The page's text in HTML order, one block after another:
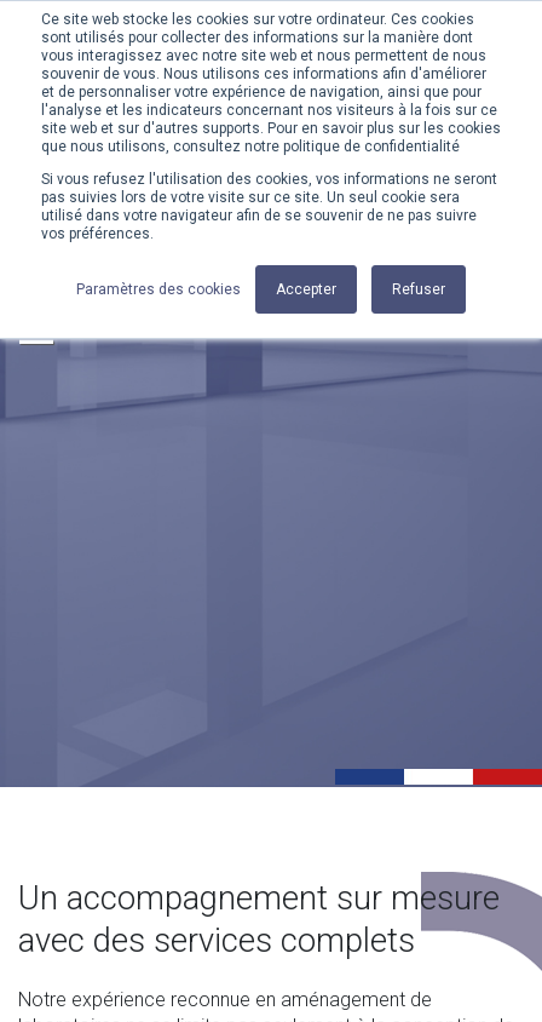
Ce site web stocke les cookies sur votre ordinateur. Ces cookies
sont utilisés pour collecter des informations sur la manière dont
vous interagissez avec notre site web et nous permettent de nous
souvenir de vous. Nous utilisons ces informations afin d'améliorer
et de personnaliser votre expérience de navigation, ainsi que pour
l'analyse et les indicateurs concernant nos visiteurs à la fois sur ce
site web et sur d'autres supports. Pour en savoir plus sur les cookies
que nous utilisons, consultez notre politique de confidentialité
Si vous refusez l'utilisation des cookies, vos informations ne seront
pas suivies lors de votre visite sur ce site. Un seul cookie sera
utilisé dans votre navigateur afin de se souvenir de ne pas suivre
vos préférences.
Paramètres des cookies Accepter Refuser
MENU
ACCUEIL SERVICES
Votre satisfaction est au
cœur de toutes nos actions.
Un accompagnement sur mesure
avec des services complets
Notre expérience reconnue en aménagement de